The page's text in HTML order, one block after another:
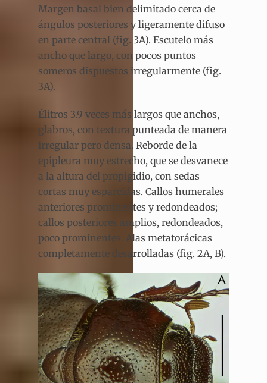
Margen basal bien delimitado cerca de
ángulos posteriores y ligeramente difuso
en parte central (fig. 3A). Escutelo más
ancho que largo, con pocos puntos
someros dispuestos irregularmente (fig.
3A).
Élitros 3.9 veces más largos que anchos,
glabros, con textura punteada de manera
irregular pero densa. Reborde de la
epipleura muy estrecho, que se desvanece
a la altura del propigidio, con sedas
cortas muy esparcidas. Callos humerales
anteriores prominentes y redondeados;
callos posteriores amplios, redondeados,
poco prominentes. Alas metatorácicas
completamente desarrolladas (fig. 2A, B).